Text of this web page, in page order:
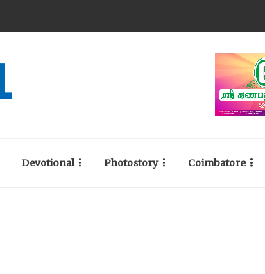
Devotional Photostory Coimbatore